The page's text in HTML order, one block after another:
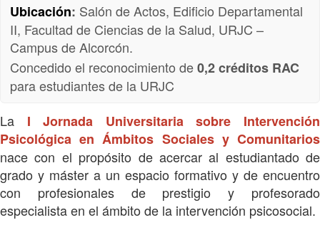
Ubicación: Salón de Actos, Edificio Departamental
II, Facultad de Ciencias de la Salud, URJC –
Campus de Alcorcón.
Concedido el reconocimiento de 0,2 créditos RAC
para estudiantes de la URJC
La I Jornada Universitaria sobre Intervención
Psicológica en Ámbitos Sociales y Comunitarios
nace con el propósito de acercar al estudiantado de
grado y máster a un espacio formativo y de encuentro
con profesionales de prestigio y profesorado
especialista en el ámbito de la intervención psicosocial.